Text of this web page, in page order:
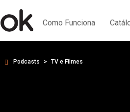
Como Funciona
Podcasts TV e Filmes